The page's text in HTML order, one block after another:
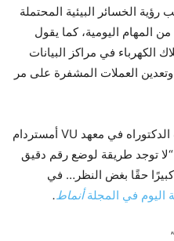
الخسائر البيئية المحتملة
المهام اليومية، كما يقول
الكهرباء في مراكز البيانات
العملات المشفرة على مر
يقول أليكس دي فريس جاو، طالب الدكتوراه في معهد VU أمستردام
“لا توجد طريقة لوضع رقم دقيق
كبيرًا حقًا بغض النظر… في
اليوم في المجلةأنماط.